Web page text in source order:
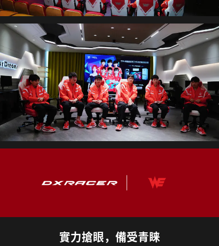
實力搶眼，備受青睐